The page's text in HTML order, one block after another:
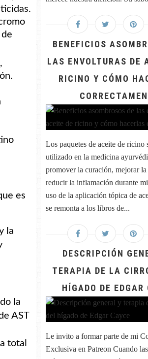
es
la
la
AST
total
BENEFICIOS
LAS ENVOLTURAS DE
RICINO Y CÓMO
Los paquetes de aceite de ricino
utilizado en la medicina
promover la curación, mejorar
reducir la inflamación durante
uso de la aplicación tópica de
se remonta a los libros de...
DESCRIPCIÓN
TERAPIA DE LA
HÍGADO DE EDGAR
Le invito a formar parte de mi
Exclusiva en Patreon Cuando